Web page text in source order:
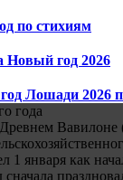
по стихиям
Новый год 2026
Лошади 2026
года
Вавилоне
января как